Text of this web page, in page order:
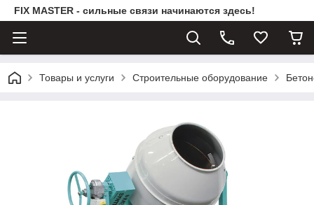
FIX MASTER - сильные связи начинаются здесь!
Товары и услуги Строительные оборудование